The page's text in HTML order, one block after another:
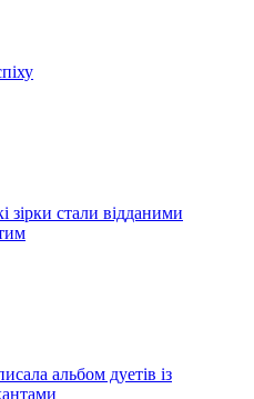
та про що її останні
зірки стали відданими